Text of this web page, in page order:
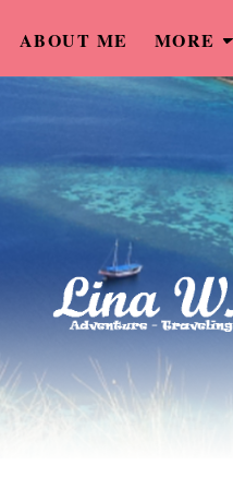
ABOUT ME MORE